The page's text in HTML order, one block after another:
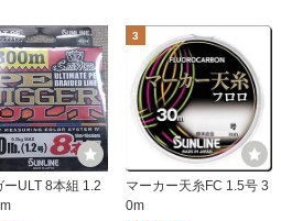
ーULT 8本組 1.2
3
マーカー天糸FC 1.5号 3
0m